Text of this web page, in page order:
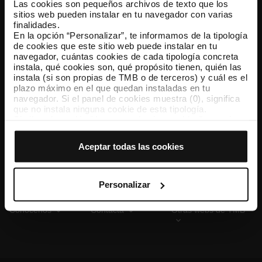
Las cookies son pequeños archivos de texto que los
sitios web pueden instalar en tu navegador con varias
finalidades.
En la opción “Personalizar”, te informamos de la tipología
de cookies que este sitio web puede instalar en tu
navegador, cuántas cookies de cada tipología concreta
instala, qué cookies son, qué propósito tienen, quién las
instala (si son propias de TMB o de terceros) y cuál es el
plazo máximo en el que quedan instaladas en tu
navegador. Si el panel de cookies muestra (0), significa
que no instala ninguna cookie de esta tipología.
que todas estas cookies se instalen en tu navegador.
tipología de cookies permite indicar si quieres que se
instalen o no las cookies de esa clase.
Una vez que hayas marcado tus preferencias, debes
hacer clic en “Seleccionar y configurar”. Así se instalarán
previamente. Te sugerimos que selecciones las cookies
de personalización, porque permiten recordar tus
opciones de navegación (como el idioma) y mejoran tu
Aceptar todas las cookies
Personalizar
TMB App
Descárgate TMB App y compra tus billetes
App Store Google Play
Conócenos Contacta Otras webs de TMB